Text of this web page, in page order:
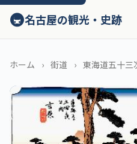
ン
テ
へ
キ
ッ
プ
🚇名古屋の観光・史跡
ホーム 街道 東海道五十三